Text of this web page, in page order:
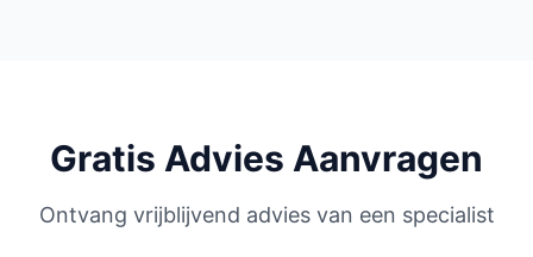
Gratis Advies Aanvragen
Ontvang vrijblijvend advies van een specialist